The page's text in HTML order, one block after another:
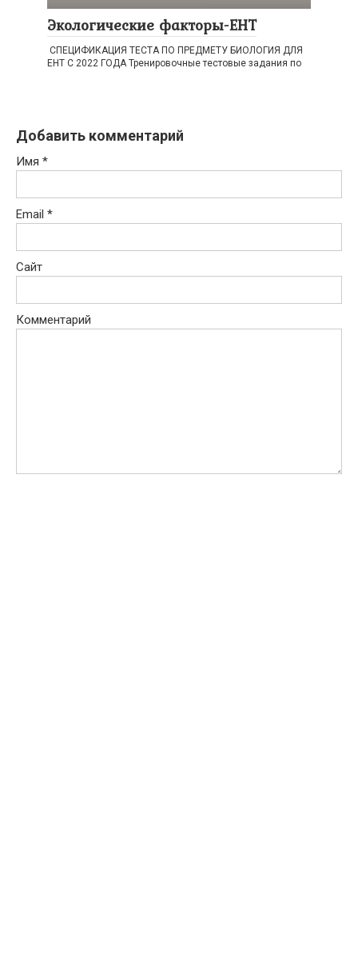
Экологические факторы-ЕНТ
СПЕЦИФИКАЦИЯ ТЕСТА ПО ПРЕДМЕТУ БИОЛОГИЯ ДЛЯ
ЕНТ С 2022 ГОДА Тренировочные тестовые задания по
Добавить комментарий
Имя *
Email *
Сайт
Комментарий